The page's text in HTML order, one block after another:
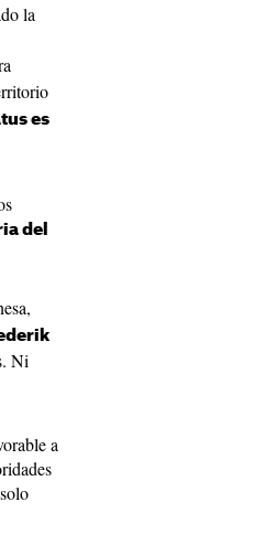
la
es
del
Ni
a